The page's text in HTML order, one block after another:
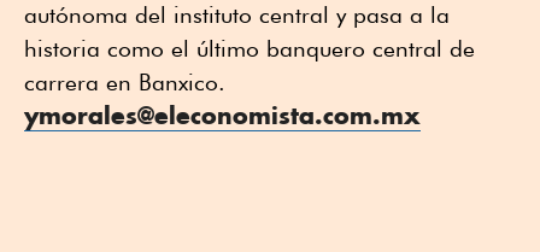
autónoma del instituto central y pasa a la
historia como el último banquero central de
carrera en Banxico.
ymorales@eleconomista.com.mx